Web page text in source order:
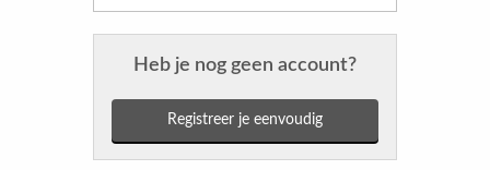
Heb je nog geen account?
Registreer je eenvoudig